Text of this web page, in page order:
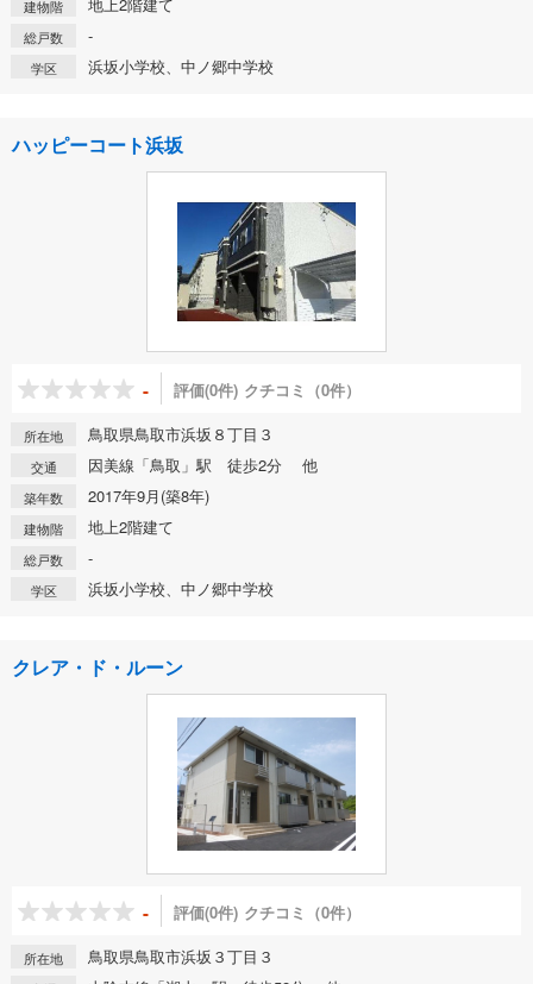
建物階
総戸数 -
学区 浜坂小学校、中ノ郷中学校
ハッピーコート浜坂
- 評価(0件) クチコミ（0件）
所在地 鳥取県鳥取市浜坂８丁目３
交通 因美線「鳥取」駅 徒歩2分 他
築年数 2017年9月(築8年)
建物階 地上2階建て
総戸数 -
学区 浜坂小学校、中ノ郷中学校
クレア・ド・ルーン
- 評価(0件) クチコミ（0件）
所在地 鳥取県鳥取市浜坂３丁目３